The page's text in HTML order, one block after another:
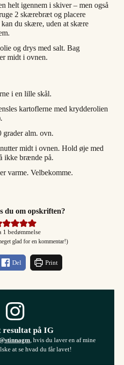
helt igennem i skiver – men også
2 skærebræt og placere
du skære, uden at skære
og drys med salt. Bag
midt i ovnen.
i en lille skål.
kartoflerne med krydderolien
grader alm. ovn.
midt i ovnen. Hold øje med
ikke brænde på.
varme. Velbekomme.
du om opskriften?
1 bedømmelse
glad for en kommentar!)
Del Print
resultat på IG
, hvis du laver en af mine
at se hvad du får lavet!